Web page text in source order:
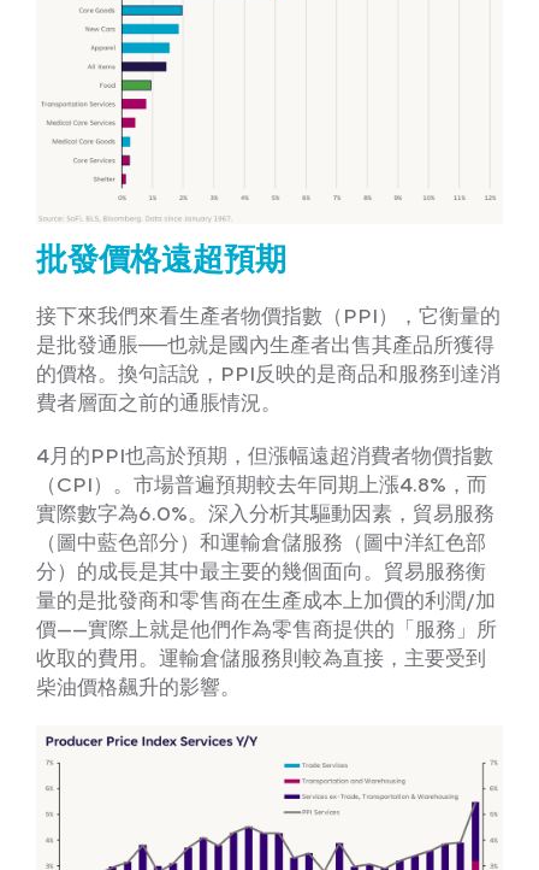
批發價格遠超預期
接下來我們來看生產者物價指數（PPI），它衡量的
是批發通脹──也就是國內生產者出售其產品所獲得
的價格。換句話說，PPI反映的是商品和服務到達消
費者層面之前的通脹情況。
4月的PPI也高於預期，但漲幅遠超消費者物價指數
（CPI）。市場普遍預期較去年同期上漲4.8%，而
實際數字為6.0%。深入分析其驅動因素，貿易服務
（圖中藍色部分）和運輸倉儲服務（圖中洋紅色部
分）的成長是其中最主要的幾個面向。貿易服務衡
量的是批發商和零售商在生產成本上加價的利潤/加
價——實際上就是他們作為零售商提供的「服務」所
收取的費用。運輸倉儲服務則較為直接，主要受到
柴油價格飆升的影響。